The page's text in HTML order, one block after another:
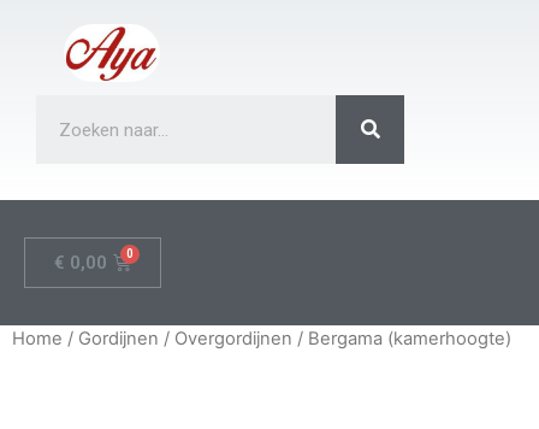
€ 0,00
Home / Gordijnen / Overgordijnen / Bergama (kamerhoogte)